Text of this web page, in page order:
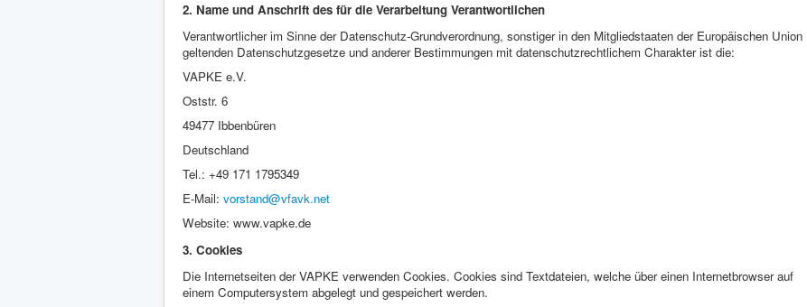
2. Name und Anschrift des für die Verarbeitung Verantwortlichen
Verantwortlicher im Sinne der Datenschutz-Grundverordnung, sonstiger in den Mitgliedstaaten der Europäischen Union
geltenden Datenschutzgesetze und anderer Bestimmungen mit datenschutzrechtlichem Charakter ist die:
VAPKE e.V.
Oststr. 6
49477 Ibbenbüren
Deutschland
Tel.: +49 171 1795349
E-Mail: vorstand@vfavk.net
Website: www.vapke.de
3. Cookies
Die Internetseiten der VAPKE verwenden Cookies. Cookies sind Textdateien, welche über einen Internetbrowser auf
einem Computersystem abgelegt und gespeichert werden.